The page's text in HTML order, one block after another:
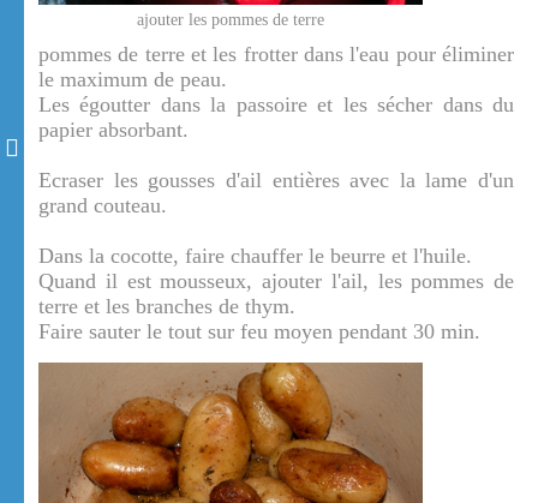
ajouter les pommes de terre
pommes de terre et les frotter dans l'eau pour éliminer
le maximum de peau.
Les égoutter dans la passoire et les sécher dans du
papier absorbant.
Ecraser les gousses d'ail entières avec la lame d'un
grand couteau.
Dans la cocotte, faire chauffer le beurre et l'huile.
Quand il est mousseux, ajouter l'ail, les pommes de
terre et les branches de thym.
Faire sauter le tout sur feu moyen pendant 30 min.